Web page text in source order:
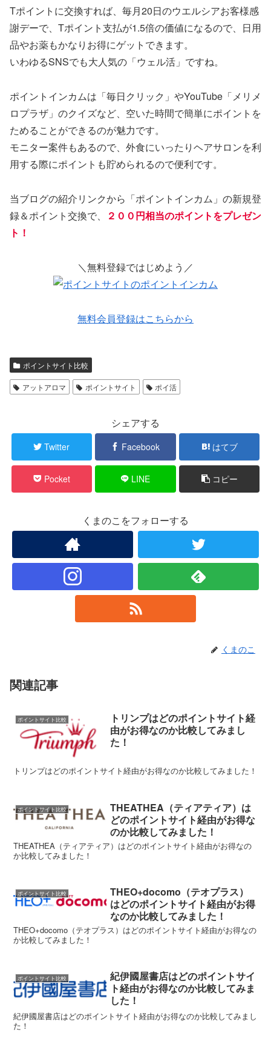
Tポイントに交換すれば、毎月20日のウエルシアお客様感
謝デーで、Tポイント支払が1.5倍の価値になるので、日用
品やお薬もかなりお得にゲットできます。
いわゆるSNSでも大人気の「ウェル活」ですね。
ポイントインカムは「毎日クリック」やYouTube「メリメ
ロプラザ」のクイズなど、空いた時間で簡単にポイントを
ためることができるのが魅力です。
モニター案件もあるので、外食にいったりヘアサロンを利
用する際にポイントも貯められるので便利です。
当ブログの紹介リンクから「ポイントインカム」の新規登
録＆ポイント交換で、
２００円相当のポイントをプレゼン
ト！
＼無料登録ではじめよう／
無料会員登録はこちらから
ポイントサイト比較
アットアロマ ポイントサイト ポイ活
シェアする
Twitter Facebook はてブ
Pocket LINE コピー
くまのこをフォローする
くまのこ
関連記事
ポイントサイト比較
トリンプはどのポイントサイト経
由がお得なのか比較してみまし
た！
トリンプはどのポイントサイト経由がお得なのか比較してみました！
ポイントサイト比較
THEATHEA（ティアティア）は
どのポイントサイト経由がお得な
のか比較してみました！
THEATHEA（ティアティア）はどのポイントサイト経由がお得なの
か比較してみました！
ポイントサイト比較
THEO+docomo（テオプラス）
はどのポイントサイト経由がお得
なのか比較してみました！
THEO+docomo（テオプラス）はどのポイントサイト経由がお得なの
か比較してみました！
ポイントサイト比較
紀伊國屋書店はどのポイントサイ
ト経由がお得なのか比較してみま
した！
紀伊國屋書店はどのポイントサイト経由がお得なのか比較してみまし
た！